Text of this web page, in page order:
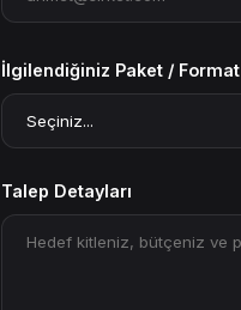
İlgilendiğiniz Paket / Format
Talep Detayları